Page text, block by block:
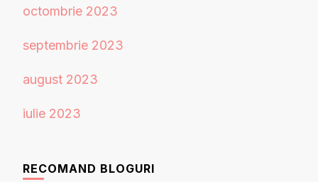
octombrie 2023
septembrie 2023
august 2023
iulie 2023
RECOMAND BLOGURI